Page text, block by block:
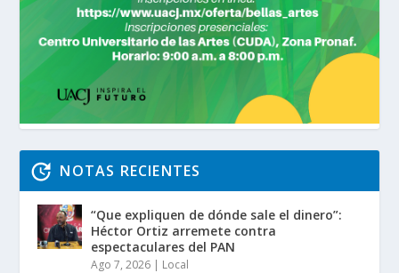
NOTAS RECIENTES
“Que expliquen de dónde sale el dinero”:
Héctor Ortiz arremete contra
espectaculares del PAN
Ago 7, 2026 | Local